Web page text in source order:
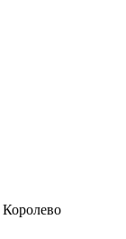
Королево